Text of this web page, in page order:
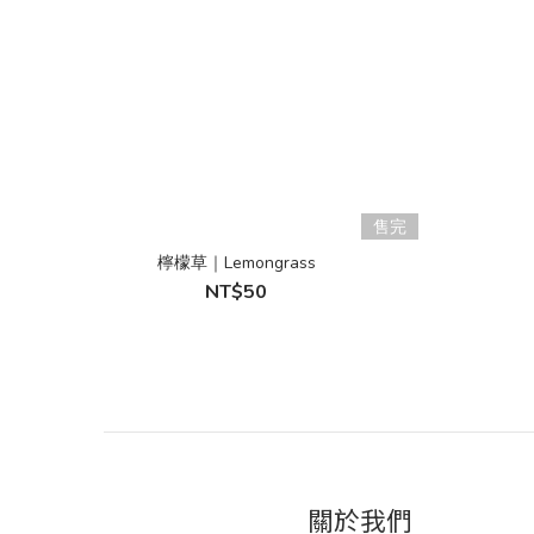
售完
檸檬草｜Lemongrass
NT$50
關於我們